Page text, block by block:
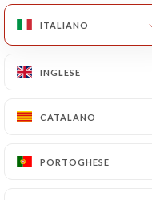
ITALIANO
INGLESE
CATALANO
PORTOGHESE
ITALIANO
INGLESE
CATALANO
PORTOGHESE